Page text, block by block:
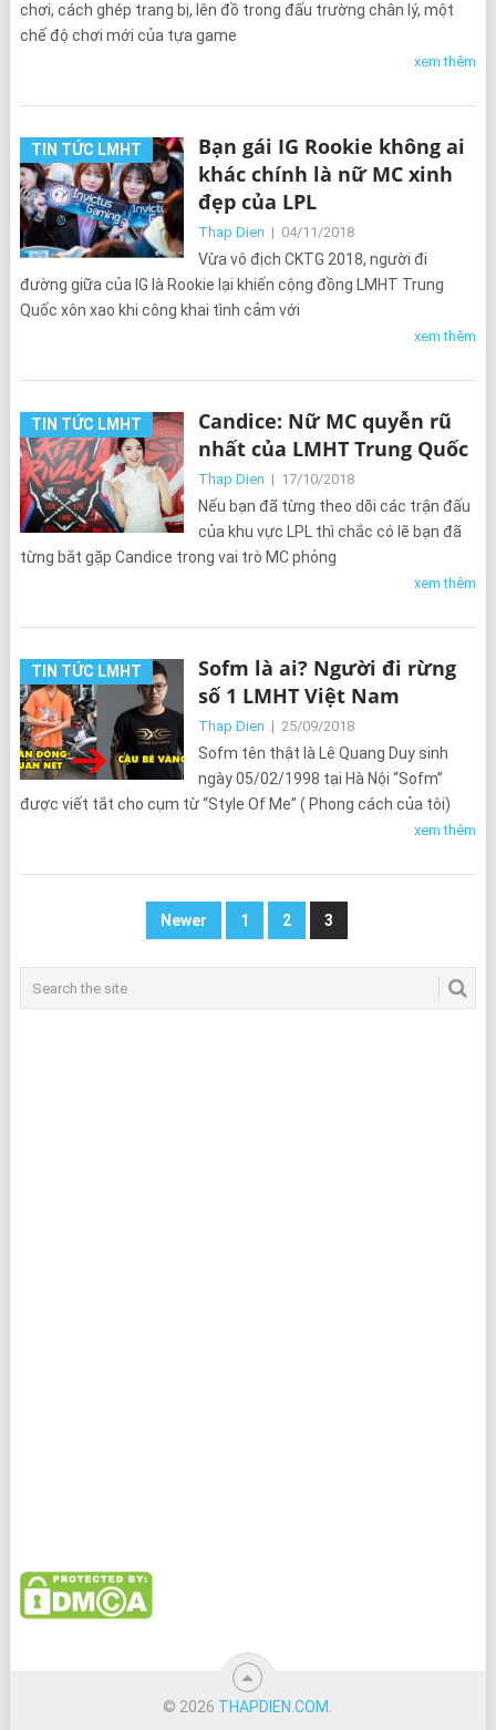
chơi, cách ghép trang bị, lên đồ trong đấu trường chân lý, một
chế độ chơi mới của tựa game
xem thêm
TIN TỨC LMHT
Bạn gái IG Rookie không ai
khác chính là nữ MC xinh
đẹp của LPL
Thap Dien | 04/11/2018
Vừa vô địch CKTG 2018, người đi
đường giữa của IG là Rookie lại khiến cộng đồng LMHT Trung
Quốc xôn xao khi công khai tình cảm với
xem thêm
TIN TỨC LMHT
Candice: Nữ MC quyễn rũ
nhất của LMHT Trung Quốc
Thap Dien | 17/10/2018
Nếu bạn đã từng theo dõi các trận đấu
của khu vực LPL thì chắc có lẽ bạn đã
từng bắt gặp Candice trong vai trò MC phỏng
xem thêm
TIN TỨC LMHT
Sofm là ai? Người đi rừng
số 1 LMHT Việt Nam
Thap Dien | 25/09/2018
Sofm tên thật là Lê Quang Duy sinh
ngày 05/02/1998 tại Hà Nội “Sofm”
được viết tắt cho cụm từ “Style Of Me” ( Phong cách của tôi)
xem thêm
bài
Newer 1 2 3
© 2026 THAPDIEN.COM